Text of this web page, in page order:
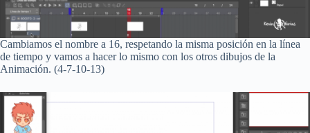
Cambiamos el nombre a 16, respetando la misma posición en la línea
de tiempo y vamos a hacer lo mismo con los otros dibujos de la
Animación. (4-7-10-13)